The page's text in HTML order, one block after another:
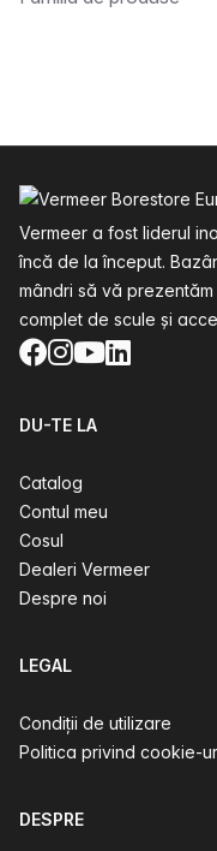
Vermeer a fost liderul
încă de la început.
mândri să vă prezentăm
complet de scule și
Facebook
Instagram
YouTube
LinkedIn
DU-TE LA
Catalog
Contul meu
Cosul
Dealeri Vermeer
Despre noi
LEGAL
Condiții de utilizare
Politica privind cookie-
DESPRE